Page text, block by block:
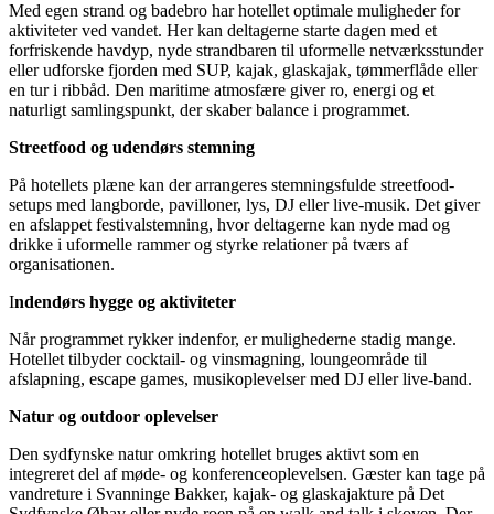
Med egen strand og badebro har hotellet optimale muligheder for
aktiviteter ved vandet. Her kan deltagerne starte dagen med et
forfriskende havdyp, nyde strandbaren til uformelle netværksstunder
eller udforske fjorden med SUP, kajak, glaskajak, tømmerflåde eller
en tur i ribbåd. Den maritime atmosfære giver ro, energi og et
naturligt samlingspunkt, der skaber balance i programmet.
Streetfood og udendørs stemning
På hotellets plæne kan der arrangeres stemningsfulde streetfood-
setups med langborde, pavilloner, lys, DJ eller live-musik. Det giver
en afslappet festivalstemning, hvor deltagerne kan nyde mad og
drikke i uformelle rammer og styrke relationer på tværs af
organisationen.
Indendørs hygge og aktiviteter
Når programmet rykker indenfor, er mulighederne stadig mange.
Hotellet tilbyder cocktail- og vinsmagning, loungeområde til
afslapning, escape games, musikoplevelser med DJ eller live-band.
Natur og outdoor oplevelser
Den sydfynske natur omkring hotellet bruges aktivt som en
integreret del af møde- og konferenceoplevelsen. Gæster kan tage på
vandreture i Svanninge Bakker, kajak- og glaskajakture på Det